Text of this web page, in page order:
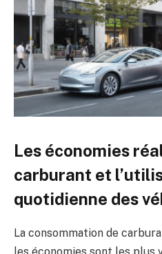
Les économies
carburant et
quotidienne des
La consommation de